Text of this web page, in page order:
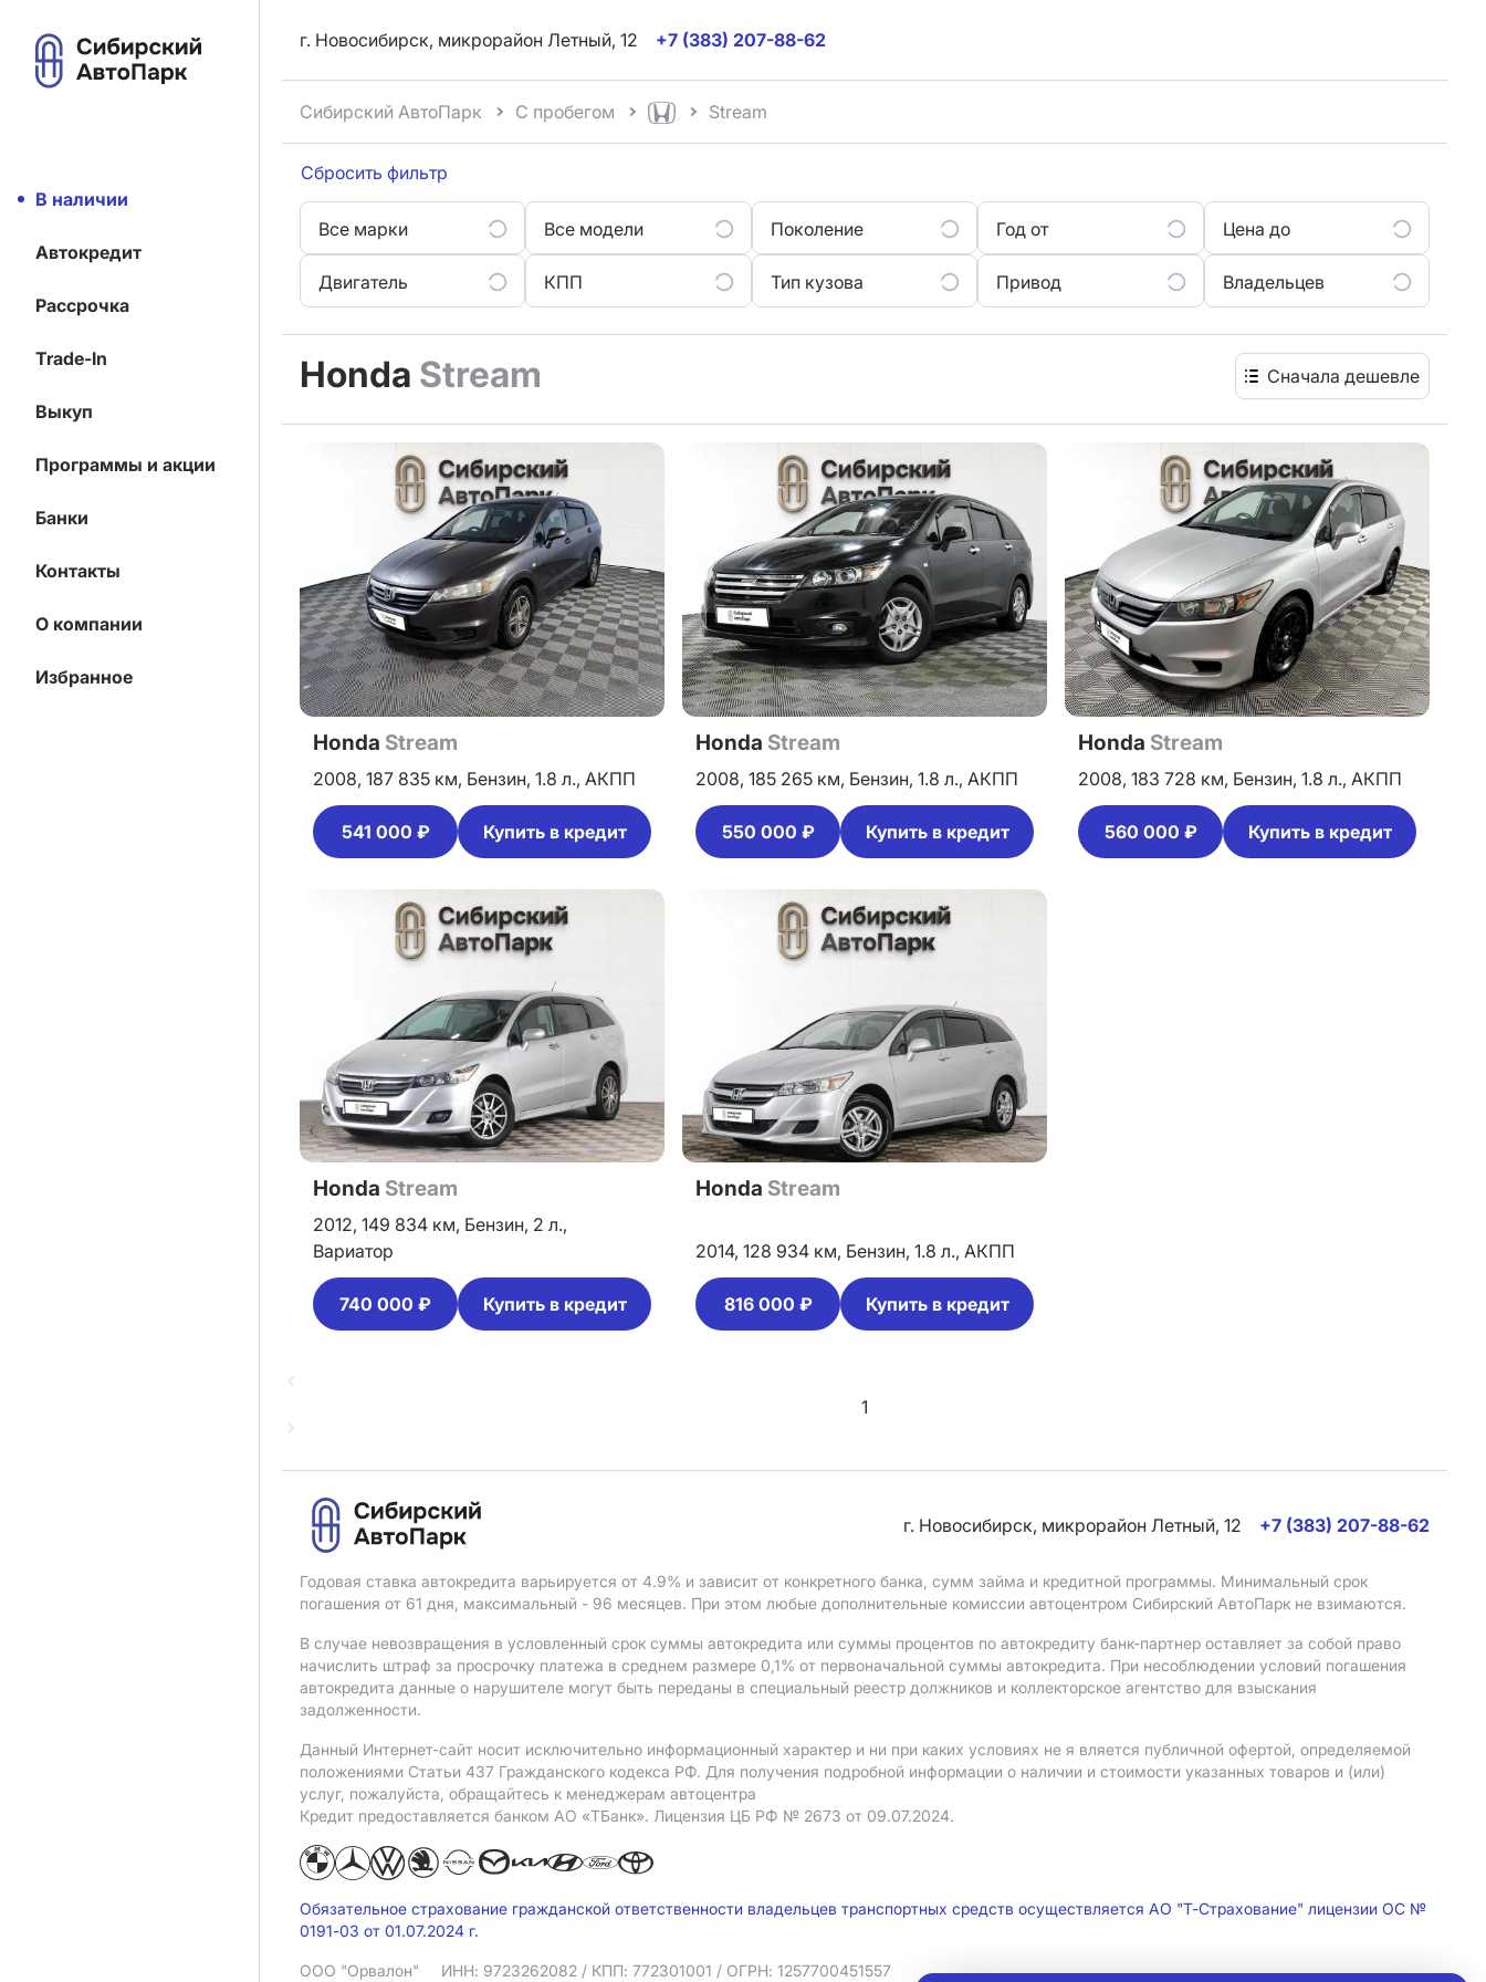
В наличии
Автокредит
Рассрочка
Trade-In
Выкуп
Программы и акции
Банки
Контакты
О компании
Избранное
г. Новосибирск, микрорайон Летный, 12 +7 (383) 207-88-62
Сибирский АвтоПарк С пробегом Stream
Сбросить фильтр
Все марки Все модели Поколение Год от Цена до
Двигатель КПП Тип кузова Привод Владельцев
Honda Stream Сначала дешевле
Honda Stream
2008, 187 835 км, Бензин, 1.8 л., АКПП
541 000 ₽ Купить в кредит
Honda Stream
2008, 185 265 км, Бензин, 1.8 л., АКПП
550 000 ₽ Купить в кредит
Honda Stream
2008, 183 728 км, Бензин, 1.8 л., АКПП
560 000 ₽ Купить в кредит
Honda Stream
2012, 149 834 км, Бензин, 2 л.,
Вариатор
740 000 ₽ Купить в кредит
Honda Stream
2014, 128 934 км, Бензин, 1.8 л., АКПП
816 000 ₽ Купить в кредит
1
г. Новосибирск, микрорайон Летный, 12 +7 (383) 207-88-62
Годовая ставка автокредита варьируется от 4.9% и зависит от конкретного банка, сумм займа и кредитной программы. Минимальный срок
погашения от 61 дня, максимальный - 96 месяцев. При этом любые дополнительные комиссии автоцентром Сибирский АвтоПарк не взимаются.
В случае невозвращения в условленный срок суммы автокредита или суммы процентов по автокредиту банк-партнер оставляет за собой право
начислить штраф за просрочку платежа в среднем размере 0,1% от первоначальной суммы автокредита. При несоблюдении условий погашения
автокредита данные о нарушителе могут быть переданы в специальный реестр должников и коллекторское агентство для взыскания
задолженности.
Данный Интернет-сайт носит исключительно информационный характер и ни при каких условиях не я вляется публичной офертой, определяемой
положениями Статьи 437 Гражданского кодекса РФ. Для получения подробной информации о наличии и стоимости указанных товаров и (или)
услуг, пожалуйста, обращайтесь к менеджерам автоцентра
Кредит предоставляется банком АO «ТБанк». Лицензия ЦБ РФ № 2673 от 09.07.2024.
Обязательное страхование гражданской ответственности владельцев транспортных средств осуществляется АО "Т-Страхование" лицензии ОС №
0191-03 от 01.07.2024 г.
ООО "Орвалон" ИНН: 9723262082 / КПП: 772301001 / ОГРН: 1257700451557